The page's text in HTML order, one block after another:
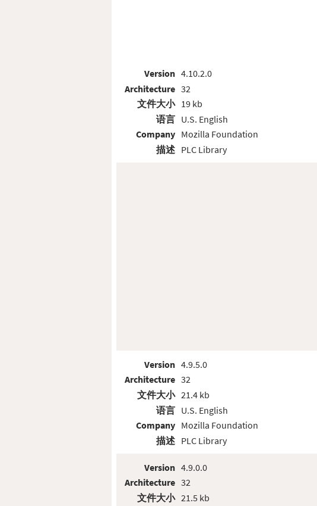
Version
Architecture
文件大小
语言
Company
描述
4.10.2.0
32
19 kb
U.S. English
Mozilla Foundation
PLC Library
Version
Architecture
文件大小
语言
Company
描述
4.9.5.0
32
21.4 kb
U.S. English
Mozilla Foundation
PLC Library
Version
Architecture
文件大小
4.9.0.0
32
21.5 kb